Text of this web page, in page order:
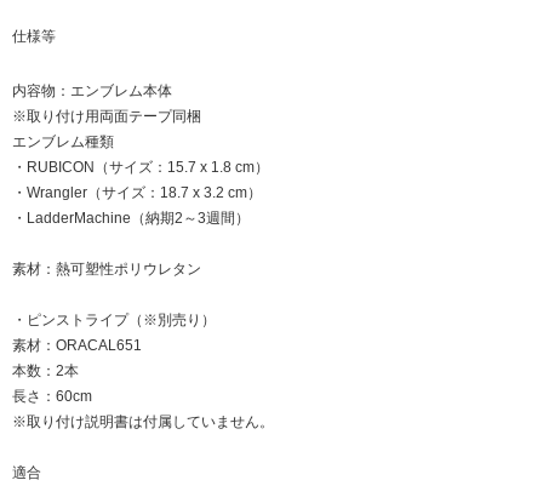
仕様等
内容物：エンブレム本体
※取り付け用両面テープ同梱
エンブレム種類
・RUBICON（サイズ：15.7 x 1.8 cm）
・Wrangler（サイズ：18.7 x 3.2 cm）
・LadderMachine（納期2～3週間）
素材：熱可塑性ポリウレタン
・ピンストライプ（※別売り）
素材：ORACAL651
本数：2本
長さ：60cm
※取り付け説明書は付属していません。
適合